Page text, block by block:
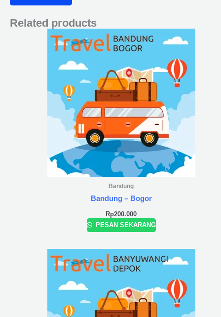
Related products
Bandung
Bandung – Bogor
Rp200.000
PESAN SEKARANG